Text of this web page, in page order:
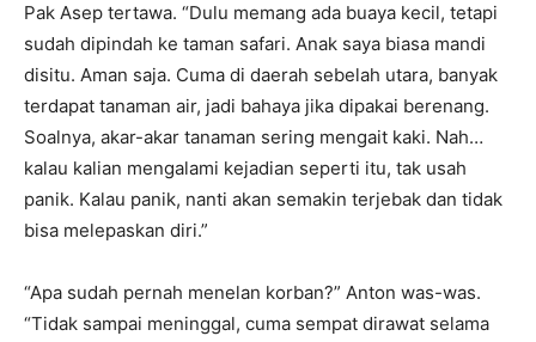
Pak Asep tertawa. “Dulu memang ada buaya kecil, tetapi
sudah dipindah ke taman safari. Anak saya biasa mandi
disitu. Aman saja. Cuma di daerah sebelah utara, banyak
terdapat tanaman air, jadi bahaya jika dipakai berenang.
Soalnya, akar-akar tanaman sering mengait kaki. Nah…
kalau kalian mengalami kejadian seperti itu, tak usah
panik. Kalau panik, nanti akan semakin terjebak dan tidak
bisa melepaskan diri.”
“Apa sudah pernah menelan korban?” Anton was-was.
“Tidak sampai meninggal, cuma sempat dirawat selama